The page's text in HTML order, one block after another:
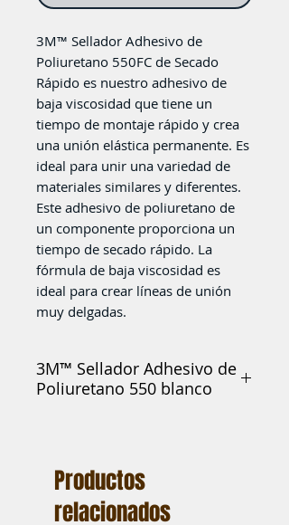
3M™ Sellador Adhesivo de
Poliuretano 550FC de Secado
Rápido es nuestro adhesivo de
baja viscosidad que tiene un
tiempo de montaje rápido y crea
una unión elástica permanente. Es
ideal para unir una variedad de
materiales similares y diferentes.
Este adhesivo de poliuretano de
un componente proporciona un
tiempo de secado rápido. La
fórmula de baja viscosidad es
ideal para crear líneas de unión
muy delgadas.
3M™ Sellador Adhesivo de
Poliuretano 550 blanco
adhesivo de baja viscosidad que tiene un
tiempo de montaje rápido y crea una
Productos
relacionados